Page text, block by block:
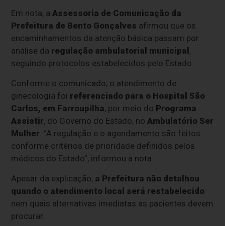
Em nota, aAssessoria de Comunicação da
Prefeitura de Bento Gonçalves afirmou que os
encaminhamentos da atenção básica passam por
análise da regulação ambulatorial municipal ,
seguindo protocolos estabelecidos pelo Estado.
Conforme o comunicado, o atendimento de
ginecologia foi referenciado para o Hospital São
Carlos, em Farroupilha, por meio do Programa
Assistir, do Governo do Estado, noAmbulatório Ser
Mulher. “A regulação e o agendamento são feitos
conforme critérios de prioridade definidos pelos
médicos do Estado”, informou a nota.
Apesar da explicação, a Prefeitura não detalhou
quando o atendimento local será restabelecido
nem quais alternativas imediatas as pacientes devem
procurar.